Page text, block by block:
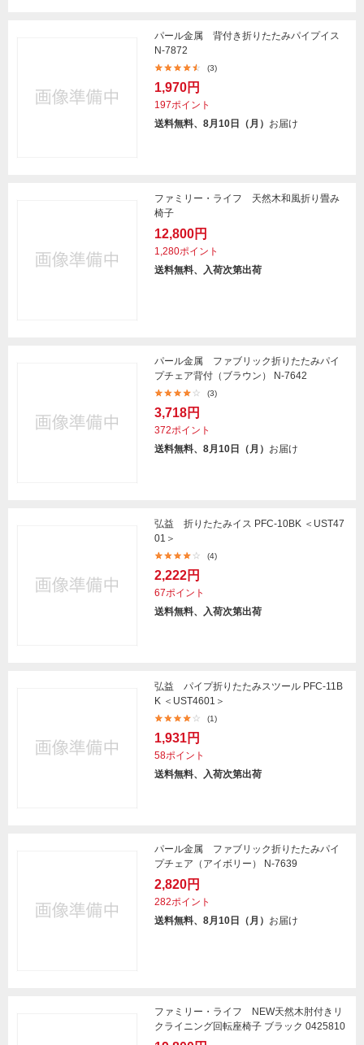
パール金属 背付き折りたたみパイプイス
N-7872
(3)
1,970円
197ポイント
送料無料、8月10日（月） お届け
ファミリー・ライフ 天然木和風折り畳み
椅子
12,800円
1,280ポイント
送料無料、入荷次第出荷
パール金属 ファブリック折りたたみパイ
プチェア背付（ブラウン） N-7642
(3)
3,718円
372ポイント
送料無料、8月10日（月） お届け
弘益 折りたたみイス PFC-10BK ＜UST47
01＞
(4)
2,222円
67ポイント
送料無料、入荷次第出荷
弘益 パイプ折りたたみスツール PFC-11B
K ＜UST4601＞
(1)
1,931円
58ポイント
送料無料、入荷次第出荷
パール金属 ファブリック折りたたみパイ
プチェア（アイボリー） N-7639
2,820円
282ポイント
送料無料、8月10日（月） お届け
ファミリー・ライフ NEW天然木肘付きリ
クライニング回転座椅子 ブラック 0425810